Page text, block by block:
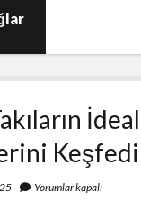
Ücretsiz
Görme
İdeal
Yorumlar kapalı